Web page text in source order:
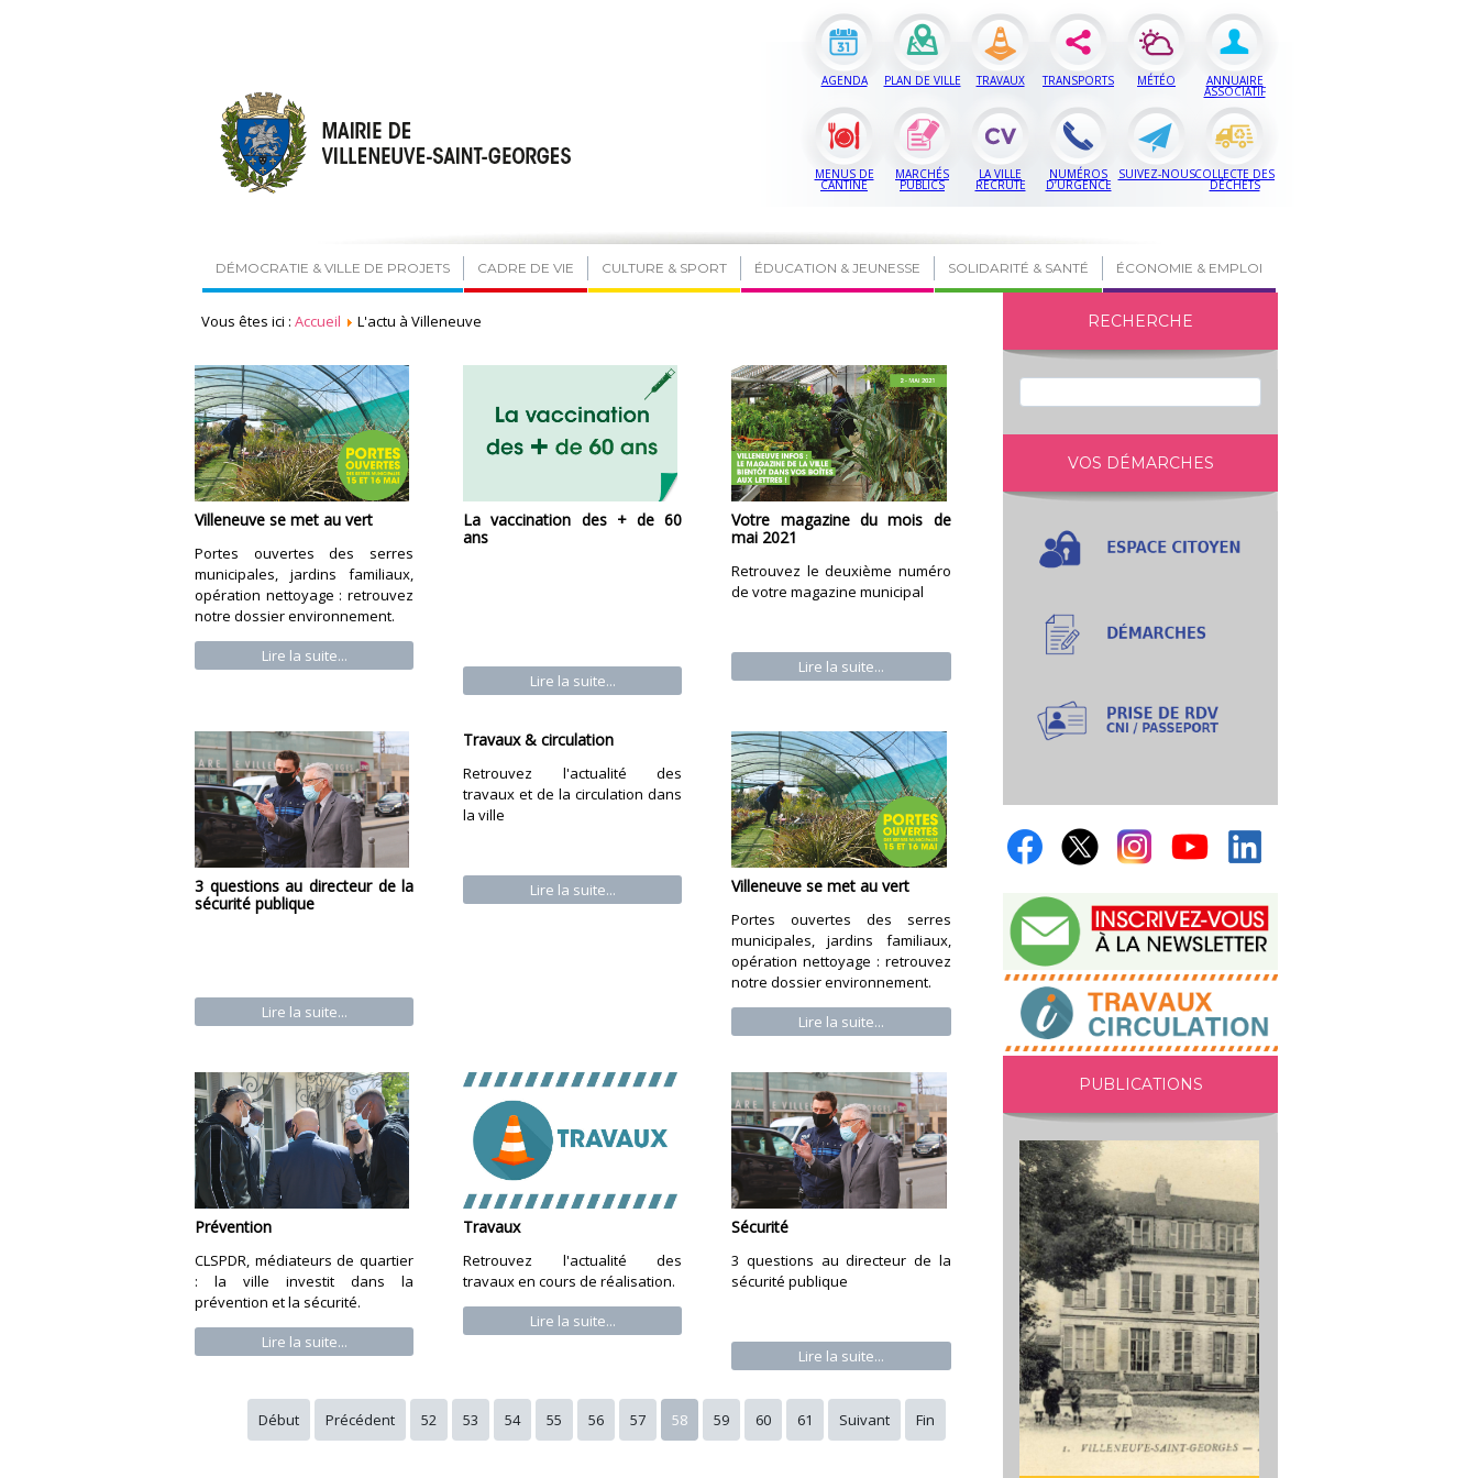
AGENDA PLAN DE VILLE TRAVAUX TRANSPORTS MÉTÉO ANNUAIRE
ASSOCIATIF
MENUS DE
CANTINE
MARCHÉS
PUBLICS
LA VILLE
RECRUTE
NUMÉROS
D’URGENCE
SUIVEZ-NOUSCOLLECTE DES
DÉCHETS
DÉMOCRATIE & VILLE DE PROJETS CADRE DE VIE CULTURE & SPORT ÉDUCATION & JEUNESSE SOLIDARITÉ & SANTÉ ÉCONOMIE & EMPLOI
Vous êtes ici : Accueil L'actu à Villeneuve
Villeneuve se met au vert
Portes ouvertes des serres
municipales, jardins familiaux,
opération nettoyage : retrouvez
notre dossier environnement.
Lire la suite...
La vaccination des + de 60
ans
Lire la suite...
Votre magazine du mois de
mai 2021
Retrouvez le deuxième numéro
de votre magazine municipal
Lire la suite...
3 questions au directeur de la
sécurité publique
Lire la suite...
Travaux & circulation
Retrouvez l'actualité des
travaux et de la circulation dans
la ville
Lire la suite... Villeneuve se met au vert
Portes ouvertes des serres
municipales, jardins familiaux,
opération nettoyage : retrouvez
notre dossier environnement.
Lire la suite...
Prévention
CLSPDR, médiateurs de quartier
: la ville investit dans la
prévention et la sécurité.
Lire la suite...
Travaux
Retrouvez l'actualité des
travaux en cours de réalisation.
Lire la suite...
Sécurité
3 questions au directeur de la
sécurité publique
Lire la suite...
Début Précédent 52 53 54 55 56 57 58 59 60 61 Suivant Fin
RECHERCHE
VOS DÉMARCHES
PUBLICATIONS